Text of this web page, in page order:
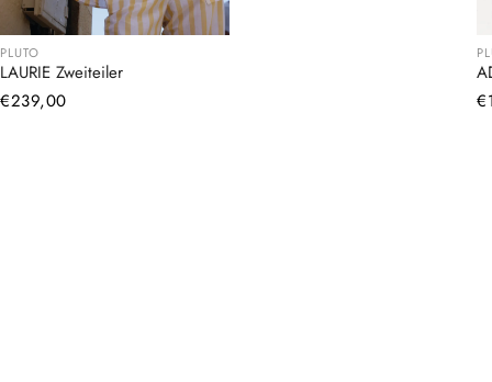
PLUTO
LAURIE Zweiteiler
Normaler
€239,00